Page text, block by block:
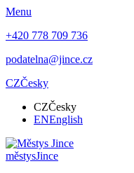
Menu
+420 778 709 736
podatelna@jince.cz
CZČesky
CZČesky
ENEnglish
městysJince